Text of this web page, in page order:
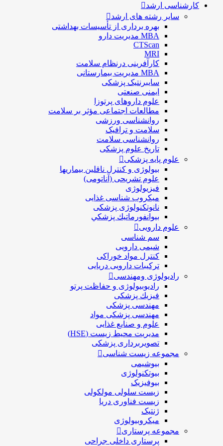
کارشناسی ارشد
سایر رشته های ارشد
بهره برداری از تأسیسات بهداشتی
MBA مدیریت دارو
CTScan
MRI
کارآفرینی درنظام سلامت
MBA مدیریت بیمارستانی
سایبرنتیک پزشکی
ایمنی صنعتی
علوم داروهای پرتوزا
مطالعات اجتماعی مؤثر بر سلامت
روانشناسی ورزشی
سلامت و ترافیک
روانشناسی سلامت
تاریخ علوم پزشکی
علوم پایه پزشکی
بیولوژی و کنترل ناقلین بیماریها
علوم تشریحی (آناتومی)
فیزیولوژی
ميكروب شناسی غذایی
نانوتکنولوژی پزشکی
بيوانفورماتيك پزشكي
علوم دارویی
سم شناسی
شیمی دارویی
کنترل مواد خوراکی
ترکیبات دارویی دریایی
رادیولوژی ومهندسی
رادیوبیولوژی و حفاظت پرتو
فيزيك پزشکی
مهندسی پزشکی
مهندسی پزشکی مواد
علوم و صنايع غذایی
مدیریت محیط زیست (HSE)
تصویربرداری پزشکی
مجموعه زیست شناسی
بیوشیمی
بیوتکنولوژی
بیوفیزیک
زیست سلولی مولکولی
زیست فناوری دریا
ژنتیک
میکروبیولوژی
مجموعه پرستاری
پرستاری داخلی جراحی